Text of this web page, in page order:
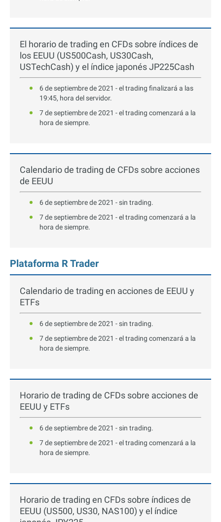
El horario de trading en CFDs sobre índices de
los EEUU (US500Cash, US30Cash,
USTechCash) y el índice japonés JP225Cash
6 de septiembre de 2021 - el trading finalizará a las
19:45, hora del servidor.
7 de septiembre de 2021 - el trading comenzará a la
hora de siempre.
Calendario de trading de CFDs sobre acciones
de EEUU
6 de septiembre de 2021 - sin trading.
7 de septiembre de 2021 - el trading comenzará a la
hora de siempre.
Plataforma R Trader
Calendario de trading en acciones de EEUU y
ETFs
6 de septiembre de 2021 - sin trading.
7 de septiembre de 2021 - el trading comenzará a la
hora de siempre.
Horario de trading de CFDs sobre acciones de
EEUU y ETFs
6 de septiembre de 2021 - sin trading.
7 de septiembre de 2021 - el trading comenzará a la
hora de siempre.
Horario de trading en CFDs sobre índices de
EEUU (US500, US30, NAS100) y el índice